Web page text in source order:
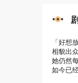
「好想
相貌出
她仍然
如今已